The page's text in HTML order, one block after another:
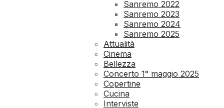
Sanremo 2022
Sanremo 2023
Sanremo 2024
Sanremo 2025
Attualità
Cinema
Bellezza
Concerto 1° maggio 2025
Copertine
Cucina
Interviste